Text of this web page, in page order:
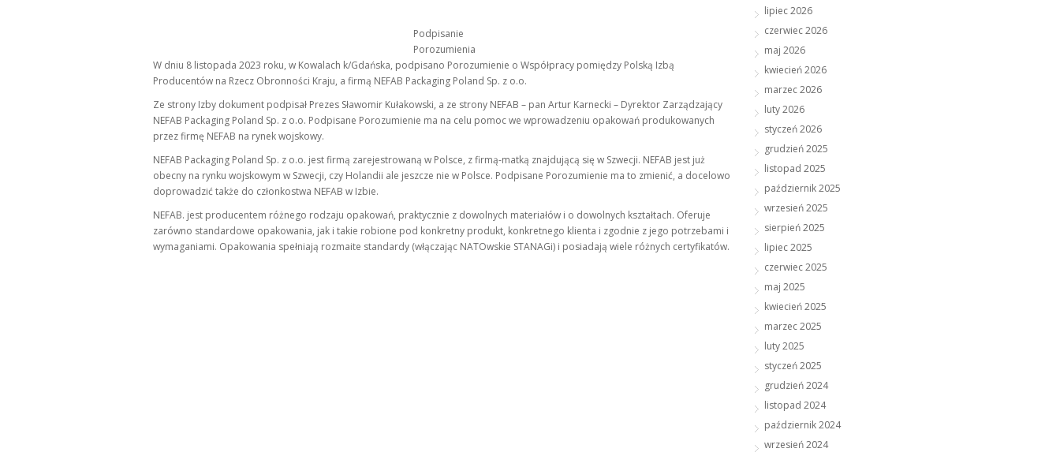
Podpisanie
Porozumienia
W dniu 8 listopada 2023 roku, w Kowalach k/Gdańska, podpisano Porozumienie o Współpracy pomiędzy Polską Izbą
Producentów na Rzecz Obronności Kraju, a firmą NEFAB Packaging Poland Sp. z o.o.
Ze strony Izby dokument podpisał Prezes Sławomir Kułakowski, a ze strony NEFAB – pan Artur Karnecki – Dyrektor Zarządzający
NEFAB Packaging Poland Sp. z o.o. Podpisane Porozumienie ma na celu pomoc we wprowadzeniu opakowań produkowanych
przez firmę NEFAB na rynek wojskowy.
NEFAB Packaging Poland Sp. z o.o. jest firmą zarejestrowaną w Polsce, z firmą-matką znajdującą się w Szwecji. NEFAB jest już
obecny na rynku wojskowym w Szwecji, czy Holandii ale jeszcze nie w Polsce. Podpisane Porozumienie ma to zmienić, a docelowo
doprowadzić także do członkostwa NEFAB w Izbie.
NEFAB. jest producentem różnego rodzaju opakowań, praktycznie z dowolnych materiałów i o dowolnych kształtach. Oferuje
zarówno standardowe opakowania, jak i takie robione pod konkretny produkt, konkretnego klienta i zgodnie z jego potrzebami i
wymaganiami. Opakowania spełniają rozmaite standardy (włączając NATOwskie STANAGi) i posiadają wiele różnych certyfikatów.
lipiec 2026
czerwiec 2026
maj 2026
kwiecień 2026
marzec 2026
luty 2026
styczeń 2026
grudzień 2025
listopad 2025
październik 2025
wrzesień 2025
sierpień 2025
lipiec 2025
czerwiec 2025
maj 2025
kwiecień 2025
marzec 2025
luty 2025
styczeń 2025
grudzień 2024
listopad 2024
październik 2024
wrzesień 2024